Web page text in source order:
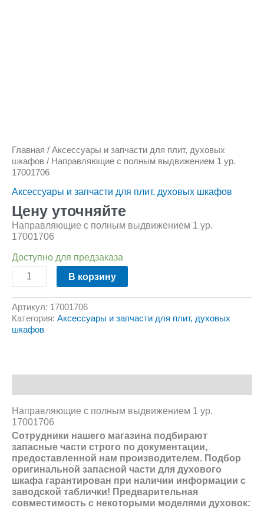
Главная / Аксессуары и запчасти для плит, духовых
шкафов / Направляющие с полным выдвижением 1 ур.
17001706
Аксессуары и запчасти для плит, духовых шкафов
Цену уточняйте
Направляющие с полным выдвижением 1 ур.
17001706
Доступно для предзаказа
В корзину
Артикул: 17001706
Категория: Аксессуары и запчасти для плит, духовых
шкафов
Направляющие с полным выдвижением 1 ур.
17001706
Сотрудники нашего магазина подбирают
запасные части строго по документации,
предоставленной нам производителем. Подбор
оригинальной запасной части для духового
шкафа гарантирован при наличии информации с
заводской таблички! Предварительная
совместимость с некоторыми моделями духовок: